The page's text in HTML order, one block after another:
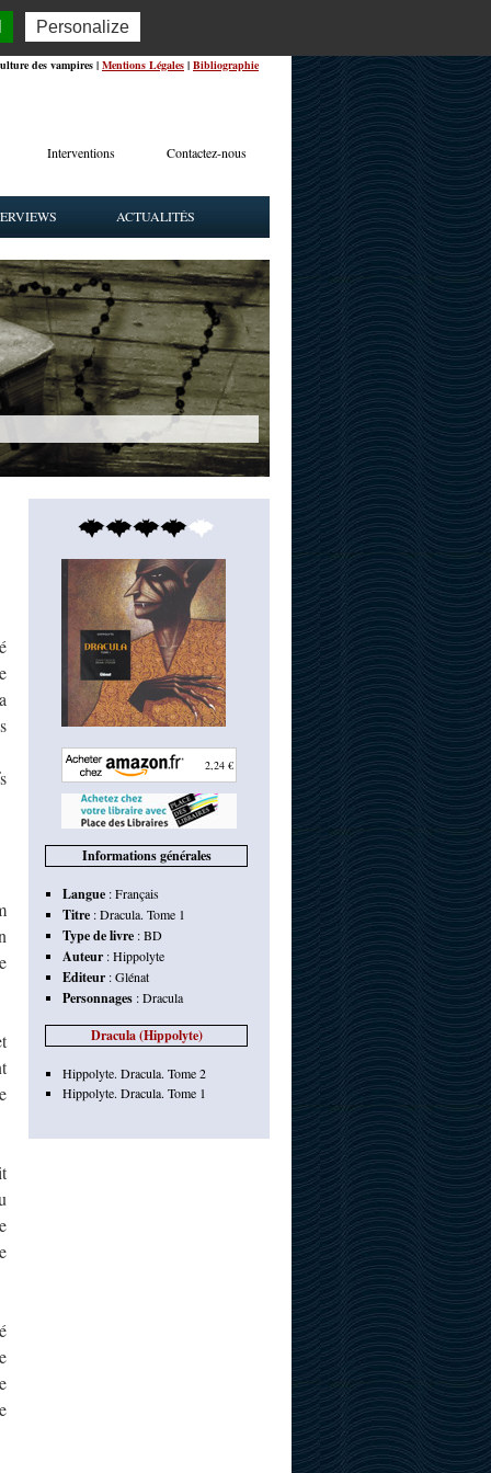
des vampires | Mentions Légales | Bibliographie
Interventions Contactez-nous
ACTUALITÉS
2,24 €
Informations générales
Langue:Français
Titre:Dracula. Tome 1
Type de livre:BD
Auteur:Hippolyte
Editeur:Glénat
Personnages:Dracula
Dracula (Hippolyte)
Hippolyte. Dracula. Tome 2
Hippolyte. Dracula. Tome 1
Personalize